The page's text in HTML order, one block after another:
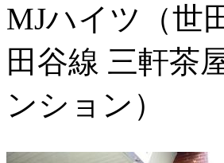
MJハイツ（世
田谷線 三軒茶
ンション）